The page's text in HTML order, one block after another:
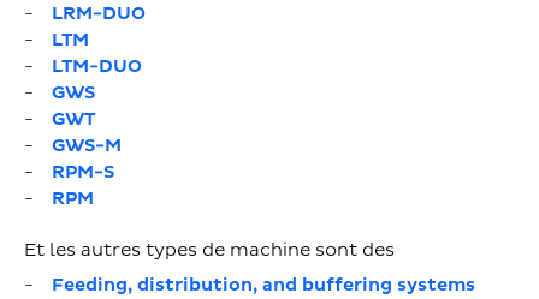
LRM-DUO
LTM
LTM-DUO
GWS
GWT
GWS-M
RPM-S
RPM
Et les autres types de machine sont des
Feeding, distribution, and buffering systems